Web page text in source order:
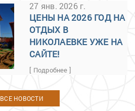
27 янв. 2026 г.
ЦЕНЫ НА 2026 ГОД НА
ОТДЫХ В
НИКОЛАЕВКЕ УЖЕ НА
САЙТЕ!
[ Подробнее ]
ВСЕ НОВОСТИ